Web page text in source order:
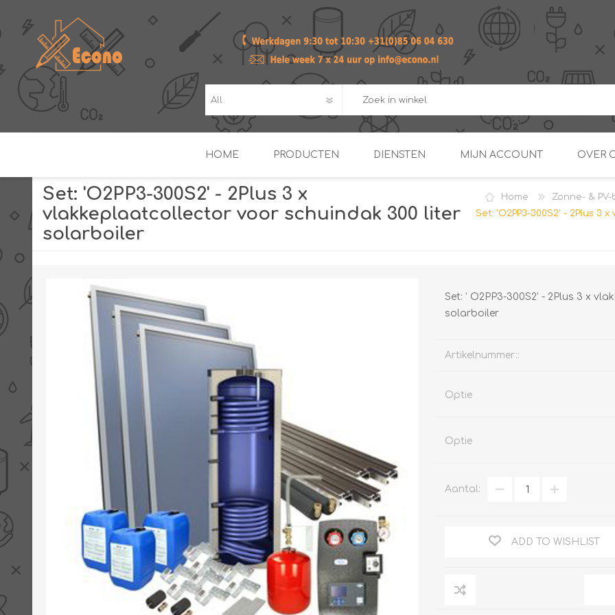
HOME PRODUCTEN
ZONNE- & PV-BOILERS
PV boilers
Collectoren
Zonneboilersetjes
Collector montage
Schema's
Checklijst - kleine
zonneboiler
Checklijst - zonneboiler
Checklijst - grote
zonneboiler
Wetenswaardigheden
Zonneboiler offerte
BOILERS
Selectie boilers
Boiler groepen
Appendages
BUIS EN
Messing fittingen
Messing
knelkoppelingen
Pomp koppelingen
Soldeer koppelingen
Solar buis
Solar koppelingen
Solar fittingen
Bekijk alles
doorstroomverwarmers
WIJAS
DIENSTEN
ADVIES EN ONTWERP PAKKET
van
MIJN ACCOUNT OVER
Home Zonne- &
Set: 'O2PP3-300S2' - 2Plus
Set: 'O2PP3-300S2' - 2Plus 3 x
vlakkeplaatcollector voor schuindak 300 liter
solarboiler
Set: ' O2PP3-300S2' - 2Plus 3 x
solarboiler
Artikelnummer::
Optie
Optie
Aantal:
ADD TO WISHLIST